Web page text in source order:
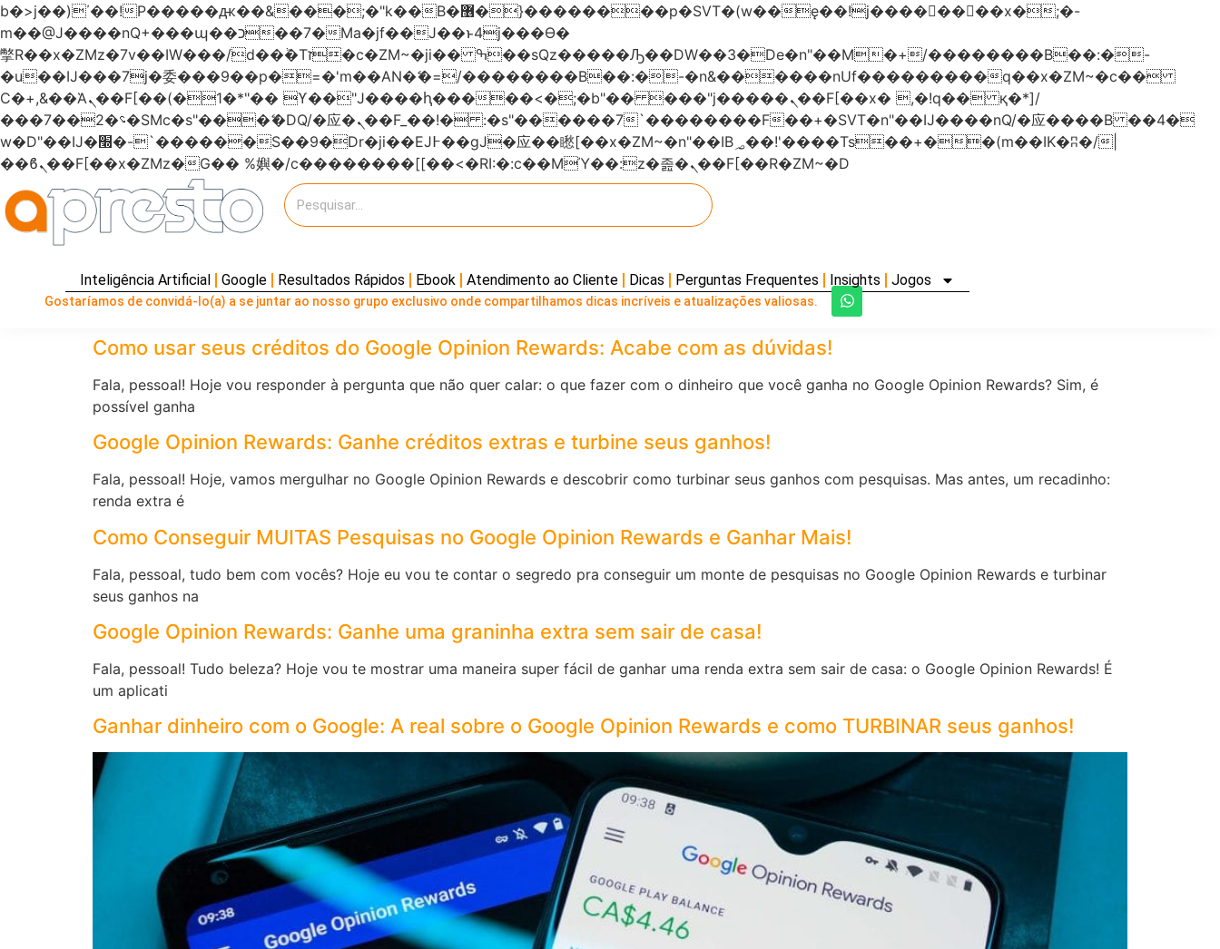
b�>j��)΄��!P�����ԫ��&���;�"k��B�޶�}��������p�SVT�(w��ę��!j��������x�;�-
m��@J����nQ+���պ��כ��7�Ma�jf��J��ͱ4j���Ѳ�
撆R��x�ZMz�7v��IW���/d��ٞ�Тז�c�ZM~�ji�� ߒ��sQz�����Ԡ��DW��3�De�n"��M�+/��������B��:�-
�u��IJ���7j�委���9��p�=�'m��AN�ޭ�=/��������B��:�-�n&������nUf���������q��x�ZM~�c��
Ϲ�+,&��Ὰܢ��F[��(�1�*"�� ϒ��"J����ԧ�����<�;�b"�� ���"j�����ܢ��F[��x� ,�!q�� қ�*]/
���؝�2��7�SMc�s"���ޭ�DQ/�应�ܢ��F_��!� :�s"������7`��������F��+�SVT�n"��IJ����nQ/�应����B ��4�
w�D"��IJ�׭�-`������S��9�Dr�ji��EJ߅��gJ�应��矁[��x�ZM~�n"��IB؃��!'����Тѕ��+��(m��IK�ʭ�/|
��ϐܢ��F[��x�ZMz�G�� %嬩�/c��������[[��<�RI:�:c��MΎ��:z�졾�ܢ��F[��R�ZM~�D
Inteligência Artificial Google Resultados Rápidos Ebook Atendimento ao Cliente Dicas Perguntas Frequentes Insights Jogos
Gostaríamos de convidá-lo(a) a se juntar ao nosso grupo exclusivo onde compartilhamos dicas incríveis e atualizações valiosas.
Como usar seus créditos do Google Opinion Rewards: Acabe com as dúvidas!
Fala, pessoal! Hoje vou responder à pergunta que não quer calar: o que fazer com o dinheiro que você ganha no Google Opinion Rewards? Sim, é
possível ganha
Google Opinion Rewards: Ganhe créditos extras e turbine seus ganhos!
Fala, pessoal! Hoje, vamos mergulhar no Google Opinion Rewards e descobrir como turbinar seus ganhos com pesquisas. Mas antes, um recadinho:
renda extra é
Como Conseguir MUITAS Pesquisas no Google Opinion Rewards e Ganhar Mais!
Fala, pessoal, tudo bem com vocês? Hoje eu vou te contar o segredo pra conseguir um monte de pesquisas no Google Opinion Rewards e turbinar
seus ganhos na
Google Opinion Rewards: Ganhe uma graninha extra sem sair de casa!
Fala, pessoal! Tudo beleza? Hoje vou te mostrar uma maneira super fácil de ganhar uma renda extra sem sair de casa: o Google Opinion Rewards! É
um aplicati
Ganhar dinheiro com o Google: A real sobre o Google Opinion Rewards e como TURBINAR seus ganhos!